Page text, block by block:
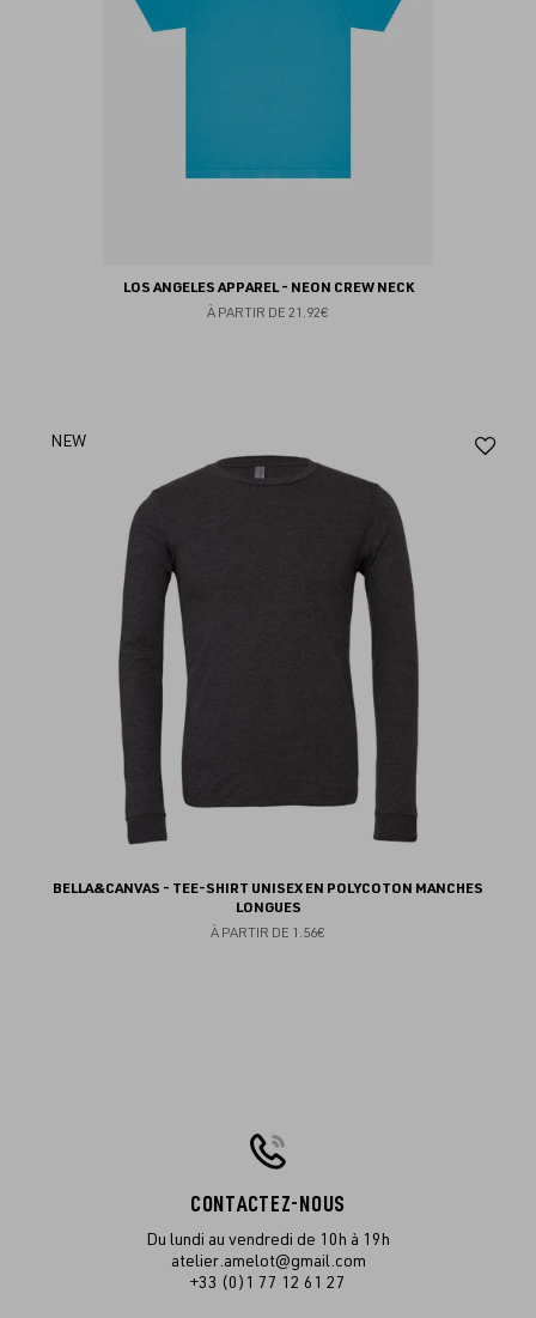
LOS ANGELES APPAREL - NEON CREW NECK
À PARTIR DE 21.92€
NEW
BELLA&CANVAS - TEE-SHIRT UNISEX EN POLYCOTON MANCHES
LONGUES
À PARTIR DE 1.56€
CONTACTEZ-NOUS
Du lundi au vendredi de 10h à 19h
atelier.amelot@gmail.com
+33 (0)1 77 12 61 27